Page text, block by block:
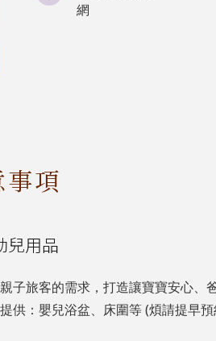
網
項
兒用品
子旅客的需求，打造讓寶寶安心、
供：嬰兒浴盆、床圍等 (煩請提早預